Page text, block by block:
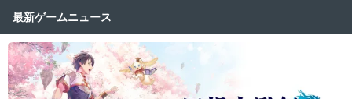
最新ゲームニュース